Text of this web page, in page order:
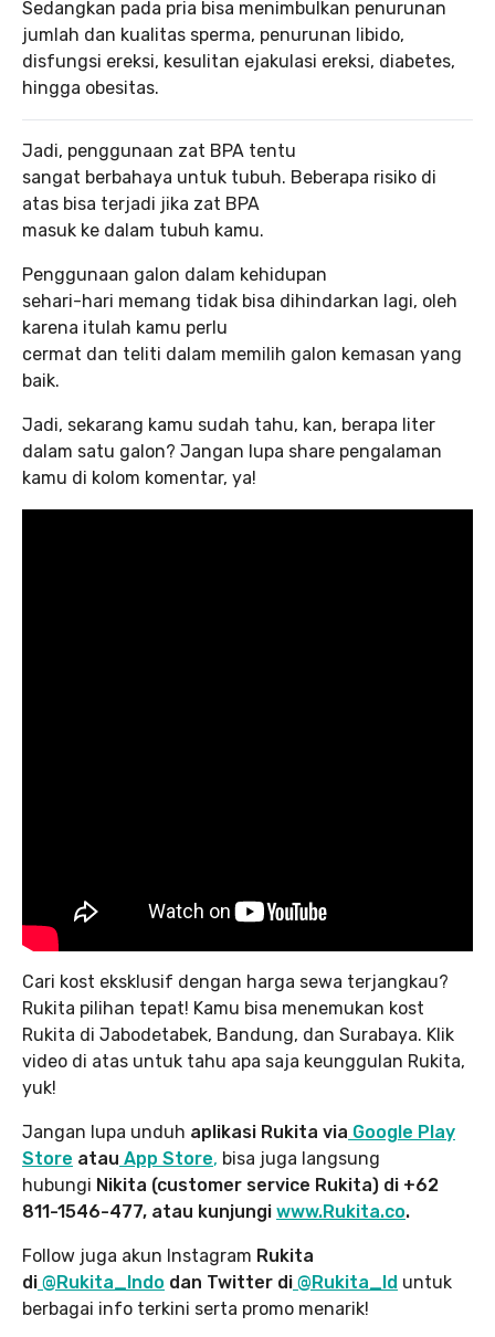
Sedangkan pada pria bisa menimbulkan penurunan
jumlah dan kualitas sperma, penurunan libido,
disfungsi ereksi, kesulitan ejakulasi ereksi, diabetes,
hingga obesitas.
Jadi, penggunaan zat BPA tentu
sangat berbahaya untuk tubuh. Beberapa risiko di
atas bisa terjadi jika zat BPA
masuk ke dalam tubuh kamu.
Penggunaan galon dalam kehidupan
sehari-hari memang tidak bisa dihindarkan lagi, oleh
karena itulah kamu perlu
cermat dan teliti dalam memilih galon kemasan yang
baik.
Jadi, sekarang kamu sudah tahu, kan, berapa liter
dalam satu galon? Jangan lupa share pengalaman
kamu di kolom komentar, ya!
Cari kost eksklusif dengan harga sewa terjangkau?
Rukita pilihan tepat! Kamu bisa menemukan kost
Rukita di Jabodetabek, Bandung, dan Surabaya. Klik
video di atas untuk tahu apa saja keunggulan Rukita,
yuk!
Jangan lupa unduh aplikasi Rukita via Google Play
Store atau App Store, bisa juga langsung
hubungi Nikita (customer service Rukita) di +62
811-1546-477, atau kunjungi www.Rukita.co.
Follow juga akun Instagram Rukita
di @Rukita_Indo dan Twitter di @Rukita_Id untuk
berbagai info terkini serta promo menarik!